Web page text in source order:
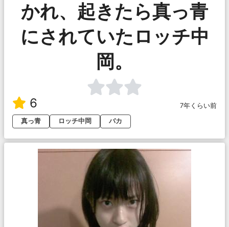
かれ、起きたら真っ青
にされていたロッチ中
岡。
6
7年くらい前
真っ青
ロッチ中岡 バカ